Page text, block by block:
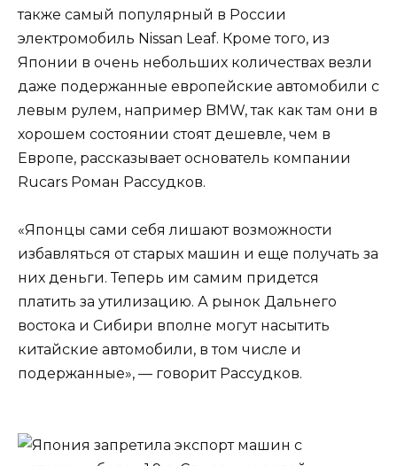
также самый популярный в России
электромобиль Nissan Leaf. Кроме того, из
Японии в очень небольших количествах везли
даже подержанные европейские автомобили с
левым рулем, например BMW, так как там они в
хорошем состоянии стоят дешевле, чем в
Европе, рассказывает основатель компании
Rucars Роман Рассудков.
«Японцы сами себя лишают возможности
избавляться от старых машин и еще получать за
них деньги. Теперь им самим придется
платить за утилизацию. А рынок Дальнего
востока и Сибири вполне могут насытить
китайские автомобили, в том числе и
подержанные», — говорит Рассудков.